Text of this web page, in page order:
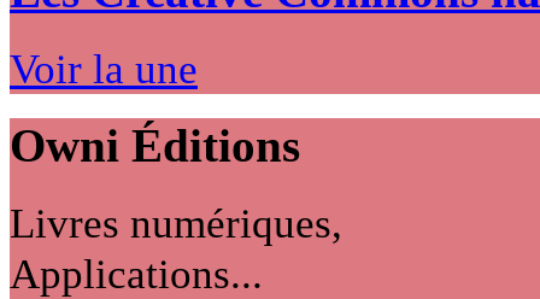
Voir la une
Owni Éditions
Livres numériques,
Applications...